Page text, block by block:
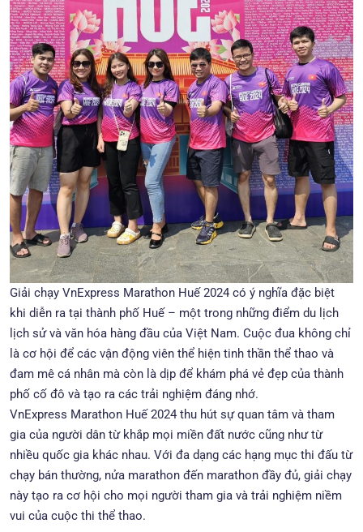
Giải chạy VnExpress Marathon Huế 2024 có ý nghĩa đặc biệt
khi diễn ra tại thành phố Huế – một trong những điểm du lịch
lịch sử và văn hóa hàng đầu của Việt Nam. Cuộc đua không chỉ
là cơ hội để các vận động viên thể hiện tinh thần thể thao và
đam mê cá nhân mà còn là dịp để khám phá vẻ đẹp của thành
phố cố đô và tạo ra các trải nghiệm đáng nhớ.
VnExpress Marathon Huế 2024 thu hút sự quan tâm và tham
gia của người dân từ khắp mọi miền đất nước cũng như từ
nhiều quốc gia khác nhau. Với đa dạng các hạng mục thi đấu từ
chạy bán thường, nửa marathon đến marathon đầy đủ, giải chạy
này tạo ra cơ hội cho mọi người tham gia và trải nghiệm niềm
vui của cuộc thi thể thao.